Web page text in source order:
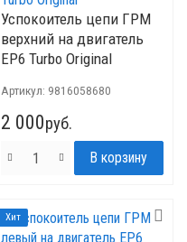
Успокоитель цепи ГРМ
верхний на двигатель
ЕР6 Turbo Original
Артикул: 9816058680
2 000руб.
Хит